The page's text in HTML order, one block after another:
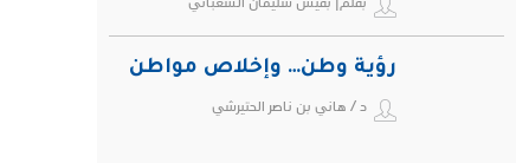
رؤية وطن… وإخلاص مواطن
د / هاني بن ناصر الحتيرشي